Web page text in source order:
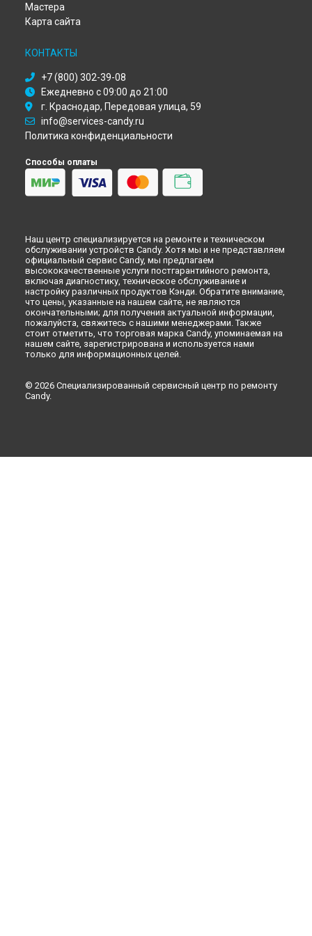
Ремонт микроволновой печи CMG 2071 DS Candy в
Ремонт микроволновой печи CMG 2071 DS Candy в
Ремонт микроволновой печи CMG 2071 DS Candy в
Ремонт микроволновой печи CMG 2071 DS Candy в
Ульяновске
Ремонт микроволновой печи CMG 2071 DS Candy в
Ремонт микроволновой печи CMG 2071 DS Candy в
Ремонт микроволновой печи CMG 2071 DS Candy в
Кемерово
Ремонт микроволновой печи CMG 2071 DS Candy в
Ремонт микроволновой печи CMG 2071 DS Candy в
Астрахани
Ремонт микроволновой печи CMG 2071 DS Candy в
Набережных Челнах
Ремонт микроволновой печи CMG 2071 DS Candy вЛипецке
Мастера
Карта сайта
КОНТАКТЫ
+7 (800) 302-39-08
Ежедневно с 09:00 до 21:00
г. Краснодар, Передовая улица, 59
info@services-candy.ru
Политика конфиденциальности
Способы оплаты
Наш центр специализируется на ремонте и техническом
обслуживании устройств Candy. Хотя мы и не представляем
официальный сервис Candy, мы предлагаем
высококачественные услуги постгарантийного ремонта,
включая диагностику, техническое обслуживание и
настройку различных продуктов Кэнди. Обратите внимание,
что цены, указанные на нашем сайте, не являются
окончательными; для получения актуальной информации,
пожалуйста, свяжитесь с нашими менеджерами. Также
стоит отметить, что торговая марка Candy, упоминаемая на
нашем сайте, зарегистрирована и используется нами
только для информационных целей.
© 2026 Специализированный сервисный центр по ремонту
Candy.